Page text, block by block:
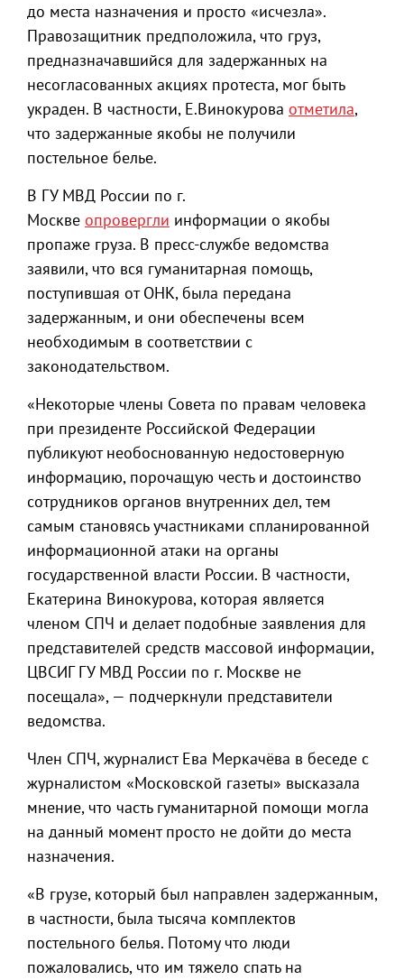
до места назначения и просто «исчезла».
Правозащитник предположила, что груз,
предназначавшийся для задержанных на
несогласованных акциях протеста, мог быть
украден. В частности, Е.Винокурова отметила,
что задержанные якобы не получили
постельное белье.
В ГУ МВД России по г.
Москве опровергли информации о якобы
пропаже груза. В пресс-службе ведомства
заявили, что вся гуманитарная помощь,
поступившая от ОНК, была передана
задержанным, и они обеспечены всем
необходимым в соответствии с
законодательством.
«Некоторые члены Совета по правам человека
при президенте Российской Федерации
публикуют необоснованную недостоверную
информацию, порочащую честь и достоинство
сотрудников органов внутренних дел, тем
самым становясь участниками спланированной
информационной атаки на органы
государственной власти России. В частности,
Екатерина Винокурова, которая является
членом СПЧ и делает подобные заявления для
представителей средств массовой информации,
ЦВСИГ ГУ МВД России по г. Москве не
посещала», — подчеркнули представители
ведомства.
Член СПЧ, журналист Ева Меркачёва в беседе с
журналистом «Московской газеты» высказала
мнение, что часть гуманитарной помощи могла
на данный момент просто не дойти до места
назначения.
«В грузе, который был направлен задержанным,
в частности, была тысяча комплектов
постельного белья. Потому что люди
пожаловались, что им тяжело спать на